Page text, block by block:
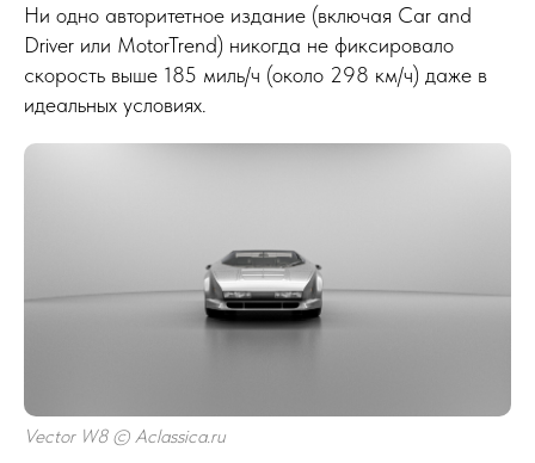
Ни одно авторитетное издание (включая Car and
Driver или MotorTrend) никогда не фиксировало
скорость выше 185 миль/ч (около 298 км/ч) даже в
идеальных условиях.
Vector W8 © Aclassica.ru